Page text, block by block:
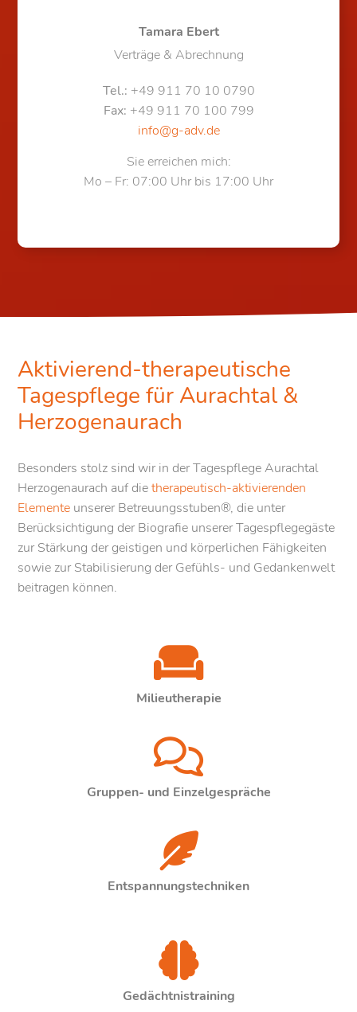
Tamara Ebert
Verträge & Abrechnung
Tel.: +49 911 70 10 0790
Fax: +49 911 70 100 799
info@g-adv.de
Sie erreichen mich:
Mo – Fr: 07:00 Uhr bis 17:00 Uhr
Aktivierend-therapeutische
Tagespflege für Aurachtal &
Herzogenaurach
Besonders stolz sind wir in der Tagespflege Aurachtal
Herzogenaurach auf dietherapeutisch-aktivierenden
Elemente unserer Betreuungsstuben®, die unter
Berücksichtigung der Biografie unserer Tagespflegegäste
zur Stärkung der geistigen und körperlichen Fähigkeiten
sowie zur Stabilisierung der Gefühls- und Gedankenwelt
beitragen können.
Milieutherapie
Gruppen- und Einzelgespräche
Entspannungstechniken
Gedächtnistraining